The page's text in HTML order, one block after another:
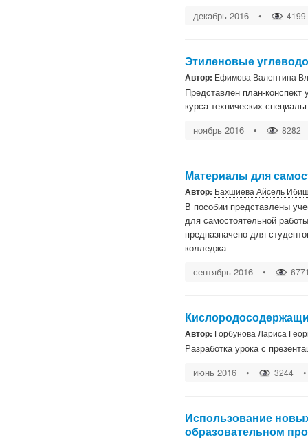
декабрь 2016 • 4199
Этиленовые
Автор: Ефимова Валентина
Представлен план-
курса технических
ноябрь 2016 • 8282
Материалы для
Автор: Бахшиева Айсель
В пособии представлены
для самостоятельной
предназначено для
колледжа
сентябрь 2016 •
Автор: Горбунова Лариса
Разработка урока с
июнь 2016 • 3244 •
Использование
образовательном